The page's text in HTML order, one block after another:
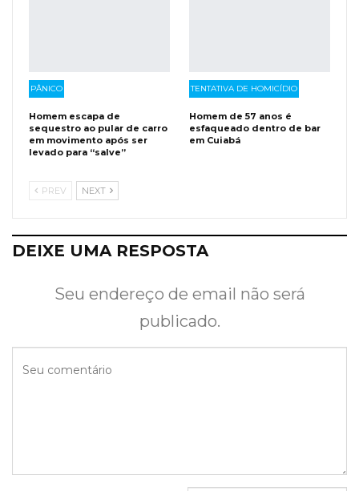
PÂNICO
Homem escapa de
sequestro ao pular de carro
em movimento após ser
levado para “salve”
TENTATIVA DE HOMICÍDIO
Homem de 57 anos é
esfaqueado dentro de bar
em Cuiabá
PREV NEXT
DEIXE UMA RESPOSTA
Seu endereço de email não será
publicado.